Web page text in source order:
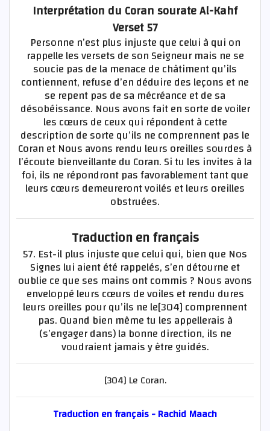
Interprétation du Coran sourate Al-Kahf
Verset 57
Personne n’est plus injuste que celui à qui on
rappelle les versets de son Seigneur mais ne se
soucie pas de la menace de châtiment qu’ils
contiennent, refuse d’en déduire des leçons et ne
se repent pas de sa mécréance et de sa
désobéissance. Nous avons fait en sorte de voiler
les cœurs de ceux qui répondent à cette
description de sorte qu’ils ne comprennent pas le
Coran et Nous avons rendu leurs oreilles sourdes à
l’écoute bienveillante du Coran. Si tu les invites à la
foi, ils ne répondront pas favorablement tant que
leurs cœurs demeureront voilés et leurs oreilles
obstruées.
Traduction en français
57. Est-il plus injuste que celui qui, bien que Nos
Signes lui aient été rappelés, s’en détourne et
oublie ce que ses mains ont commis ? Nous avons
enveloppé leurs cœurs de voiles et rendu dures
leurs oreilles pour qu’ils ne le[304] comprennent
pas. Quand bien même tu les appellerais à
(s’engager dans) la bonne direction, ils ne
voudraient jamais y être guidés.
[304] Le Coran.
Traduction en français - Rachid Maach